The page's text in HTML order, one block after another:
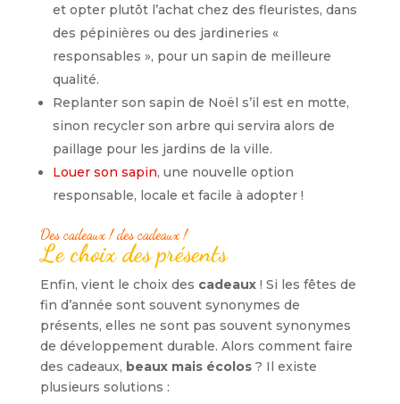
et opter plutôt l’achat chez des fleuristes, dans
des pépinières ou des jardineries «
responsables », pour un sapin de meilleure
qualité.
Replanter son sapin de Noël s’il est en motte,
sinon recycler son arbre qui servira alors de
paillage pour les jardins de la ville.
Louer son sapin, une nouvelle option
responsable, locale et facile à adopter !
Des cadeaux ! des cadeaux !
Le choix des présents
Enfin, vient le choix des cadeaux ! Si les fêtes de
fin d’année sont souvent synonymes de
présents, elles ne sont pas souvent synonymes
de développement durable. Alors comment faire
des cadeaux, beaux mais écolos ? Il existe
plusieurs solutions :